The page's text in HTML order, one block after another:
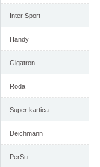
Inter Sport
Handy
Gigatron
Roda
Super kartica
Deichmann
PerSu